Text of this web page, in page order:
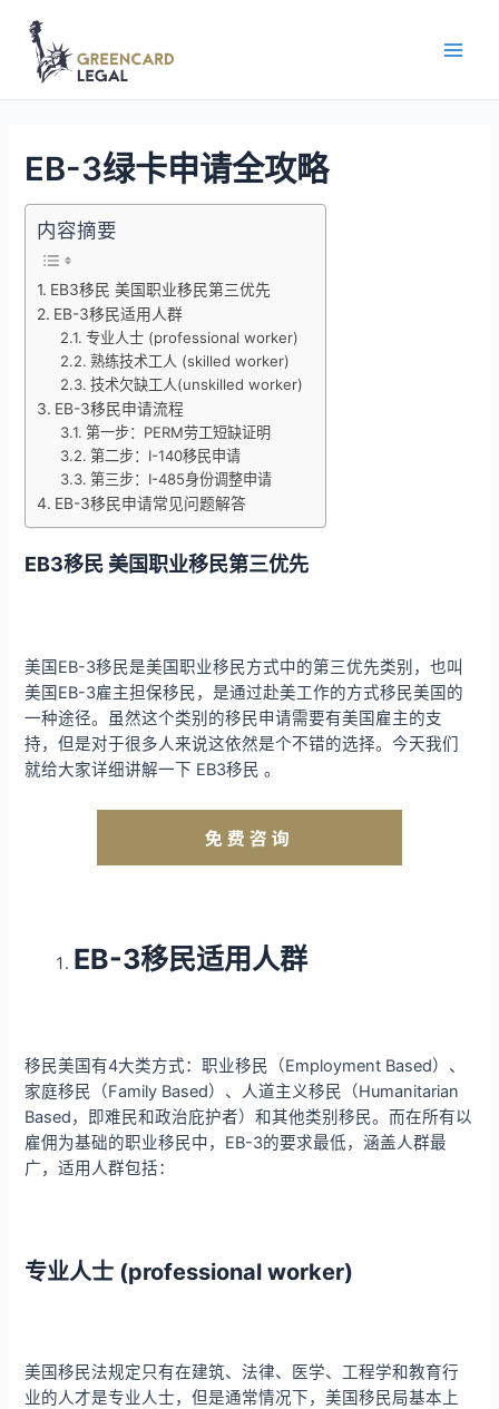
EB-3绿卡申请全攻略
内容摘要
EB3移民 美国职业移民第三优先
EB-3移民适用人群
专业人士 (professional worker)
熟练技术工人 (skilled worker)
技术欠缺工人(unskilled worker)
EB-3移民申请流程
第一步：PERM劳工短缺证明
第二步：I-140移民申请
第三步：I-485身份调整申请
EB-3移民申请常见问题解答
EB3移民 美国职业移民第三优先
美国EB-3移民是美国职业移民方式中的第三优先类别，也叫
美国EB-3雇主担保移民，是通过赴美工作的方式移民美国的
一种途径。虽然这个类别的移民申请需要有美国雇主的支
持，但是对于很多人来说这依然是个不错的选择。今天我们
就给大家详细讲解一下 EB3移民 。
EB-3移民适用人群
移民美国有4大类方式：职业移民（Employment Based）、
家庭移民（Family Based）、人道主义移民（Humanitarian
Based，即难民和政治庇护者）和其他类别移民。而在所有以
雇佣为基础的职业移民中，EB-3的要求最低，涵盖人群最
广，适用人群包括：
专业人士 (professional worker)
美国移民法规定只有在建筑、法律、医学、工程学和教育行
业的人才是专业人士，但是通常情况下，美国移民局基本上